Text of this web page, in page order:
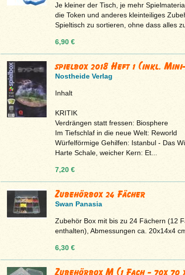
Je kleiner der Tisch, je mehr
die Token und anderes kleinteiliges
Spieltisch zu sortieren, ohne dass alles
6,90 €
spielbox 2018 Heft 1 (inkl.
Nostheide Verlag
Inhalt
KRITIK
Verdrängen statt fressen: Biosphere
Im Tiefschlaf in die neue Welt: Reworld
Würfelförmige Gehilfen: Istanbul - Das
Harte Schale, weicher Kern: Et...
7,20 €
Zubehörbox 24 Fächer
Swan Panasia
Zubehör Box mit bis zu 24 Fächern (12
enthalten), Abmessungen ca. 20x14x4
6,30 €
Zubehörbox M (1 Fach - 70x 70